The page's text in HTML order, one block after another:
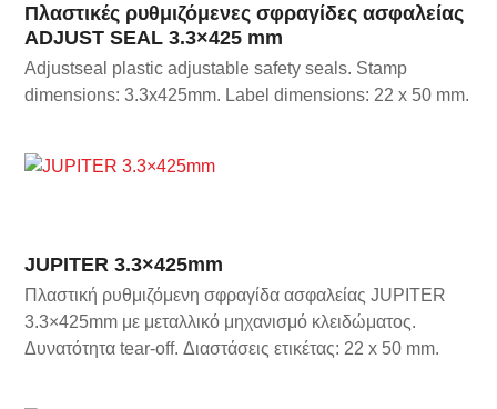
Πλαστικές ρυθμιζόμενες σφραγίδες ασφαλείας
ADJUST SEAL 3.3×425 mm
Adjustseal plastic adjustable safety seals. Stamp
dimensions: 3.3x425mm. Label dimensions: 22 x 50 mm.
JUPITER 3.3×425mm
Πλαστική ρυθμιζόμενη σφραγίδα ασφαλείας JUPITER
3.3×425mm με μεταλλικό μηχανισμό κλειδώματος.
Δυνατότητα tear-off. Διαστάσεις ετικέτας: 22 x 50 mm.